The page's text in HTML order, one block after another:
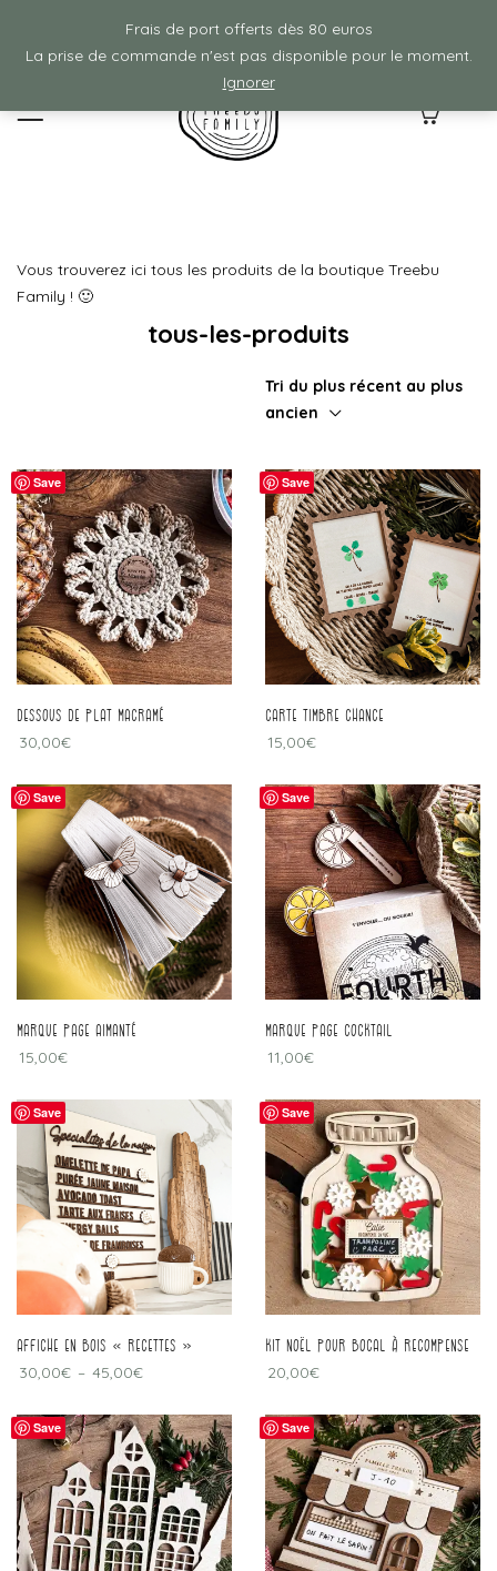
Frais de ports offerts à partir de 80€ d'achat :)
Vous trouverez ici tous les produits de la boutique Treebu
Family ! 🙂
tous-les-produits
Tri du plus récent au plus
ancien
Save
Dessous de plat macramé
30,00€
Save
carte timbre chance
15,00€
Save
Marque page aimanté
15,00€
Save
Marque page cocktail
11,00€
Save
Affiche en bois « recettes »
30,00€ – 45,00€
Save
Kit Noël pour bocal à recompense
20,00€
Save Save
Frais de port offerts dès 80 euros
La prise de commande n'est pas disponible pour le moment.
Ignorer